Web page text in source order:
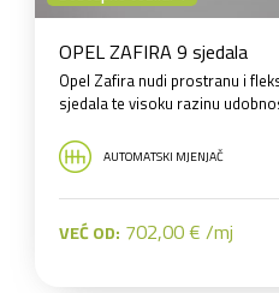
OPEL ZAFIRA 9 sjedala
Opel Zafira nudi prostranu i
sjedala te visoku razinu
AUTOMATSKI MJENJAČ
VEĆ OD: 702,00 € /mj